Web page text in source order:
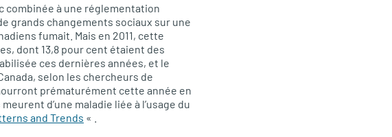
combinée à une réglementation
grands changements sociaux sur une
fumait. Mais en 2011, cette
dont 13,8 pour cent étaient des
ces dernières années, et le
selon les chercheurs de
prématurément cette année en
d’une maladie liée à l’usage du
and Trends « .